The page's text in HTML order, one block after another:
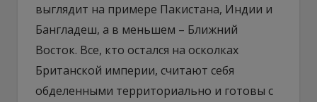
выглядит на примере Пакистана, Индии и
Бангладеш, а в меньшем – Ближний
Восток. Все, кто остался на осколках
Британской империи, считают себя
обделенными территориально и готовы с